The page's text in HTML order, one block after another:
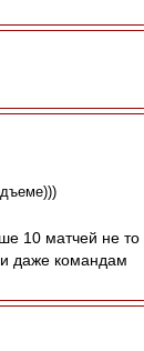
10 матчей не то
даже командам